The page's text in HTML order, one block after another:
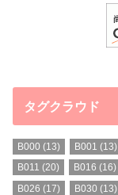
タグクラウド
B000 (13) B001 (13)
B011 (20) B016 (16)
B026 (17) B030 (13)